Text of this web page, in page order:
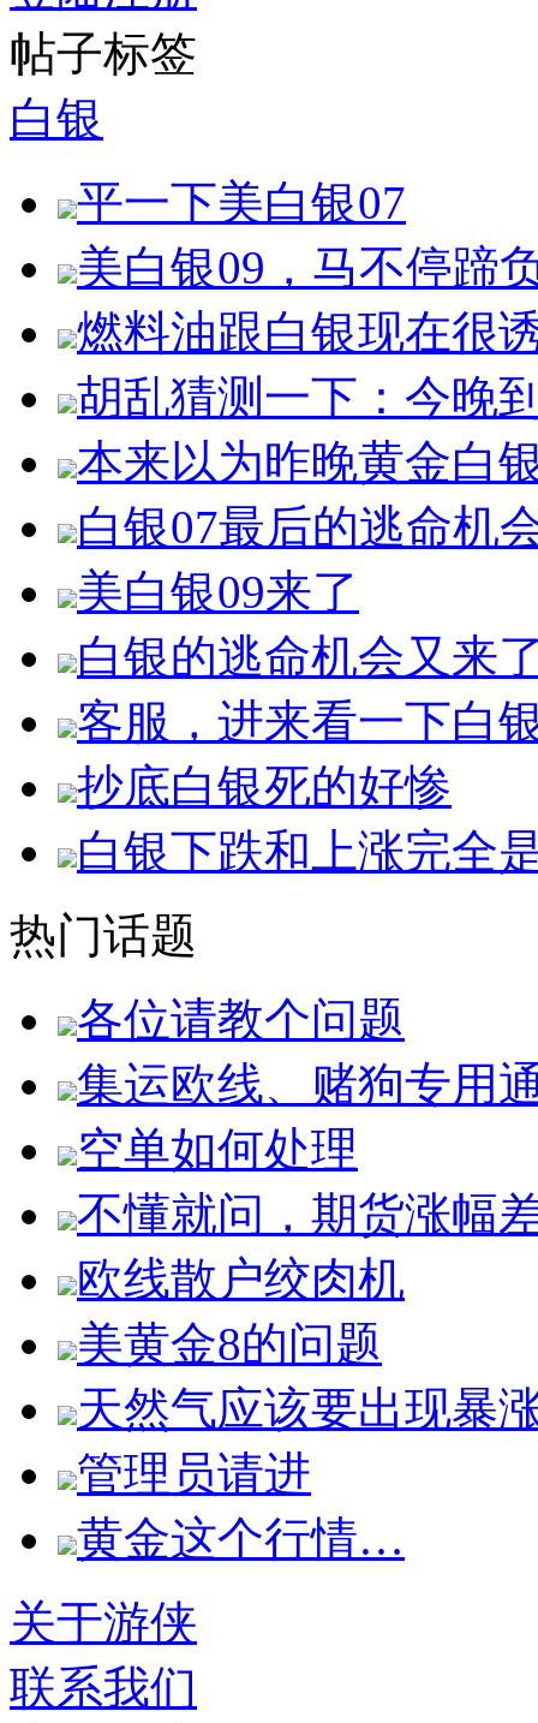
帖子标签
白银
平一下美白银07
美白银09，马不停蹄
燃料油跟白银现在很
胡乱猜测一下：今晚
本来以为昨晚黄金白
白银07最后的逃命机
美白银09来了
白银的逃命机会又来
客服，进来看一下白
抄底白银死的好惨
白银下跌和上涨完全
热门话题
各位请教个问题
集运欧线、赌狗专用
空单如何处理
不懂就问，期货涨幅
欧线散户绞肉机
美黄金8的问题
天然气应该要出现暴
管理员请进
黄金这个行情…
关于游侠
联系我们